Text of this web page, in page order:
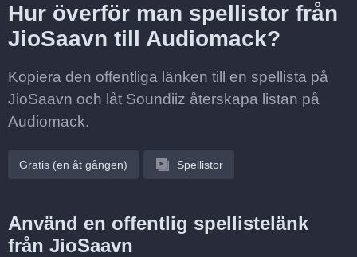
Hur överför man spellistor från
JioSaavn till Audiomack?
Kopiera den offentliga länken till en spellista på
JioSaavn och låt Soundiiz återskapa listan på
Audiomack.
Gratis (en åt gången) Spellistor
Använd en offentlig spellistelänk
från JioSaavn